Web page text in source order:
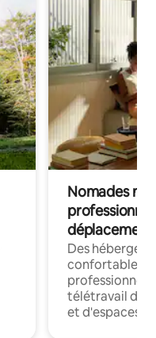
Nomades
déplacement
Des
confortables
professionnels
télétravail
et d'espaces